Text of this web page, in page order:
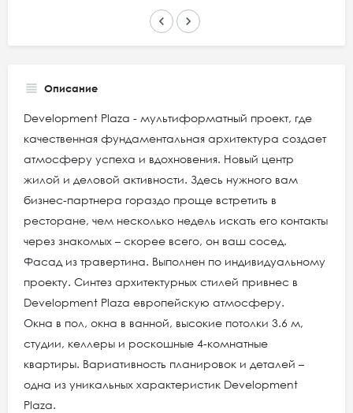
keyboard_arrow_left keyboard_arrow_right
Описание
Development Plaza - мультиформатный проект, где
качественная фундаментальная архитектура создает
атмосферу успеха и вдохновения. Новый центр
жилой и деловой активности. Здесь нужного вам
бизнес-партнера гораздо проще встретить в
ресторане, чем несколько недель искать его контакты
через знакомых – скорее всего, он ваш сосед.
Фасад из травертина. Выполнен по индивидуальному
проекту. Синтез архитектурных стилей привнес в
Development Plaza европейскую атмосферу.
Окна в пол, окна в ванной, высокие потолки 3.6 м,
студии, келлеры и роскошные 4-комнатные
квартиры. Вариативность планировок и деталей –
одна из уникальных характеристик Development
Plaza.